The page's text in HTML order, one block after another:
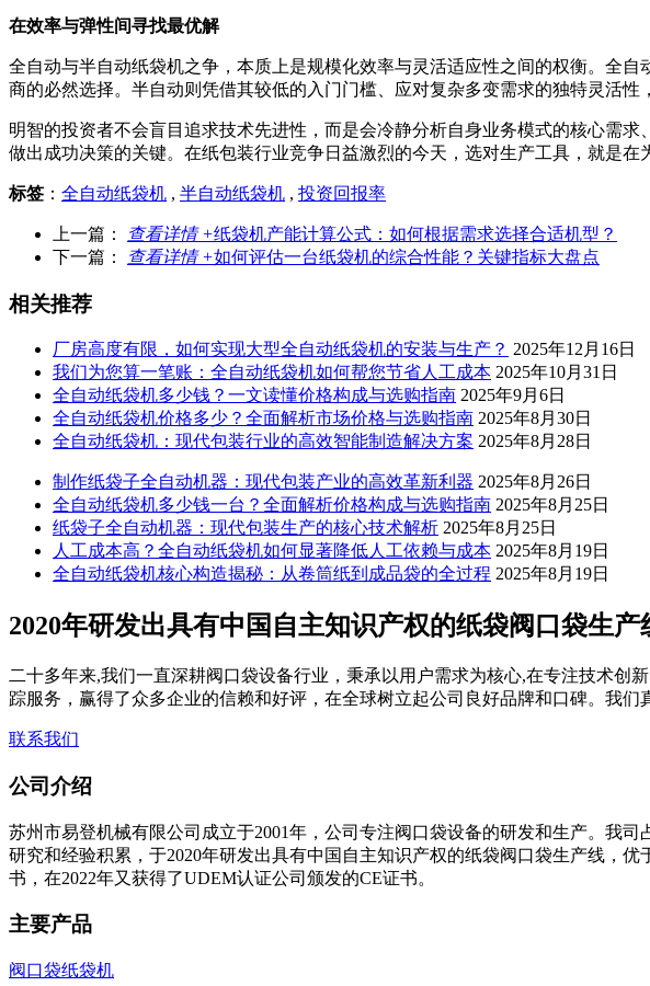
在效率与弹性间寻找最优解
全自动与半自动纸袋机之争，本质上是规模化效率与灵活适应性之间的权衡。全
商的必然选择。半自动则凭借其较低的入门门槛、应对复杂多变需求的独特灵活性
明智的投资者不会盲目追求技术先进性，而是会冷静分析自身业务模式的核心需
做出成功决策的关键。在纸包装行业竞争日益激烈的今天，选对生产工具，就是在
标签 ： 全自动纸袋机 , 半自动纸袋机 , 投资回报率
上一篇： 查看详情 +纸袋机产能计算公式：如何根据需求选择合适机型？
下一篇：
查看详情 +如何评估一台纸袋机的综合性能？关键指标大盘点
相关推荐
厂房高度有限，如何实现大型全自动纸袋机的安装与生产？ 2025年12月16日
我们为您算一笔账：全自动纸袋机如何帮您节省人工成本 2025年10月31日
全自动纸袋机多少钱？一文读懂价格构成与选购指南 2025年9月6日
全自动纸袋机价格多少？全面解析市场价格与选购指南 2025年8月30日
全自动纸袋机：现代包装行业的高效智能制造解决方案 2025年8月28日
制作纸袋子全自动机器：现代包装产业的高效革新利器 2025年8月26日
全自动纸袋机多少钱一台？全面解析价格构成与选购指南 2025年8月25日
纸袋子全自动机器：现代包装生产的核心技术解析 2025年8月25日
人工成本高？全自动纸袋机如何显著降低人工依赖与成本 2025年8月19日
全自动纸袋机核心构造揭秘：从卷筒纸到成品袋的全过程 2025年8月19日
2020年研发出具有中国自主知识产权的纸袋阀口袋生产
二十多年来,我们一直深耕阀口袋设备行业，秉承以用户需求为核心,在专注技术
踪服务，赢得了众多企业的信赖和好评，在全球树立起公司良好品牌和口碑。我们
联系我们
公司介绍
苏州市易登机械有限公司成立于2001年，公司专注阀口袋设备的研发和生产。我
研究和经验积累，于2020年研发出具有中国自主知识产权的纸袋阀口袋生产线，
书，在2022年又获得了UDEM认证公司颁发的CE证书。
主要产品
阀口袋纸袋机